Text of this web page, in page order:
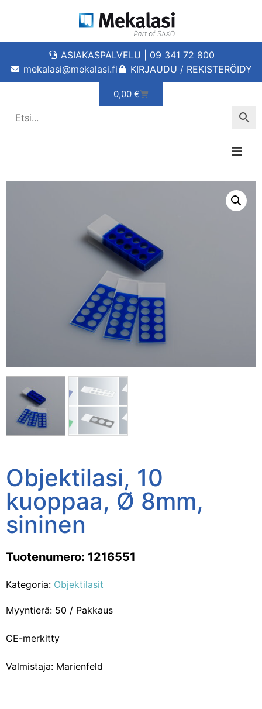
ASIAKASPALVELU | 09 341 72 800
mekalasi@mekalasi.fi
KIRJAUDU / REKISTERÖIDY
0,00 €
Objektilasi, 10
kuoppaa, Ø 8mm,
sininen
Tuotenumero: 1216551
Kategoria: Objektilasit
Myyntierä: 50 / Pakkaus
CE-merkitty
Valmistaja: Marienfeld